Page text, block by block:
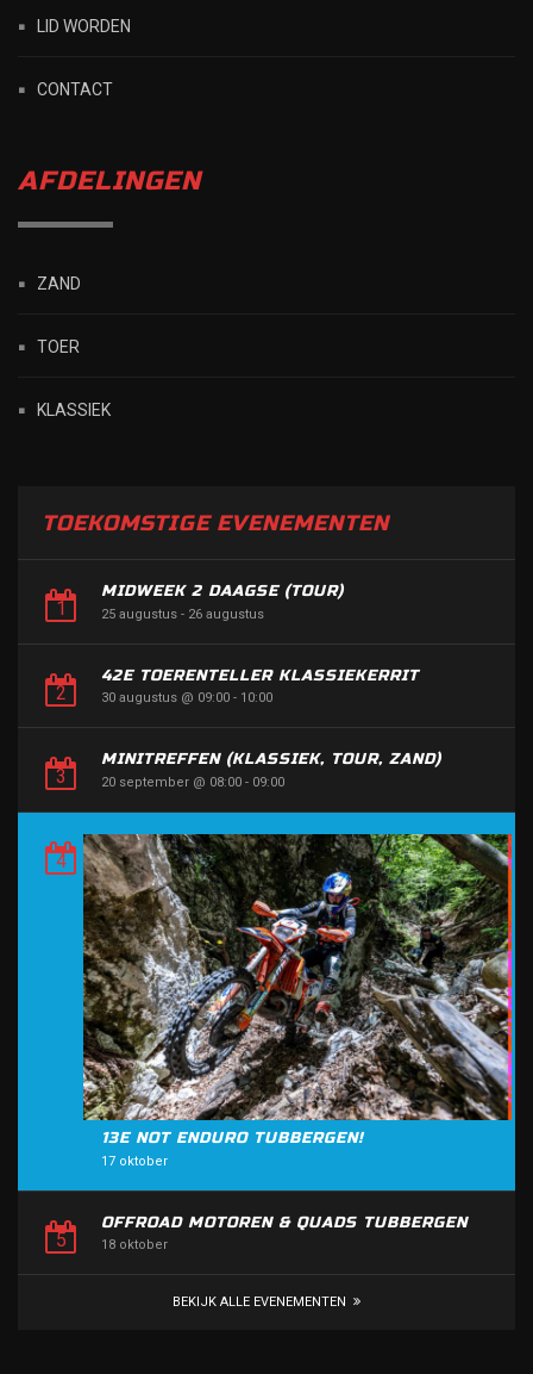
LID WORDEN
CONTACT
AFDELINGEN
ZAND
TOER
KLASSIEK
TOEKOMSTIGE EVENEMENTEN
MIDWEEK 2 DAAGSE (TOUR)
25 augustus - 26 augustus
42E TOERENTELLER KLASSIEKERRIT
30 augustus @ 09:00 - 10:00
MINITREFFEN (KLASSIEK, TOUR, ZAND)
20 september @ 08:00 - 09:00
13E NOT ENDURO TUBBERGEN!
17 oktober
OFFROAD MOTOREN & QUADS TUBBERGEN
18 oktober
BEKIJK ALLE EVENEMENTEN